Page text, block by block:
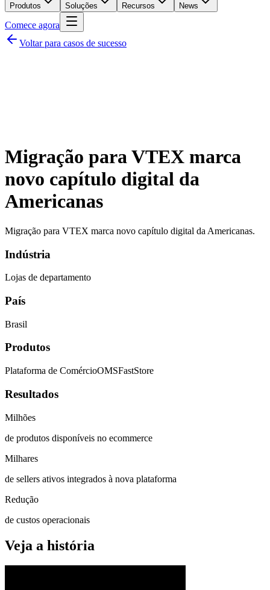
Produtos Soluções Recursos News
Comece agora
Voltar para casos de sucesso
Migração para VTEX marca
novo capítulo digital da
Americanas
Migração para VTEX marca novo capítulo digital da Americanas.
Indústria
Lojas de departamento
País
Brasil
Produtos
Plataforma de ComércioOMSFastStore
Resultados
Milhões
de produtos disponíveis no ecommerce
Milhares
de sellers ativos integrados à nova plataforma
Redução
de custos operacionais
Veja a história